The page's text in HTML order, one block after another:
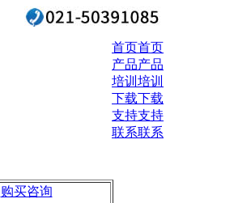
首页首页
产品产品
培训 培训
下载下载
支持支持
联系联系
购买咨询